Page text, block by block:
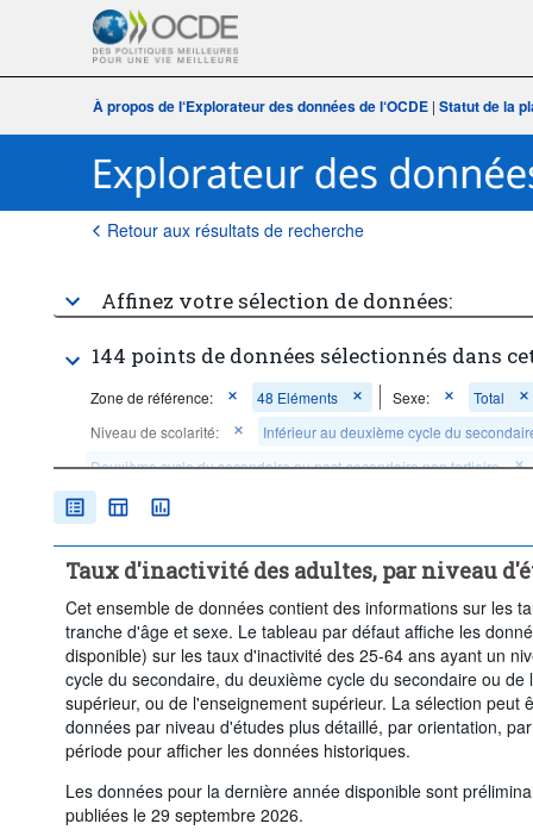
À propos de l‘Explorateur des données de l‘OCDE | Statut de la
Retour aux résultats de recherche
Affinez votre sélection de données:
144 points de données sélectionnés dans
Zone de référence: 48 Eléments Sexe:
Total
Niveau de scolarité:
Inférieur au deuxième cycle du
Deuxième cycle du secondaire ou post-secondaire non tertiaire
Opération statistique:
Supprimer tout
Taux d'inactivité des adultes, par niveau
Cet ensemble de données contient des informations sur les
tranche d'âge et sexe. Le tableau par défaut affiche les
disponible) sur les taux d'inactivité des 25-64 ans ayant un
cycle du secondaire, du deuxième cycle du secondaire ou
supérieur, ou de l'enseignement supérieur. La sélection peut
données par niveau d'études plus détaillé, par orientation,
période pour afficher les données historiques.
Les données pour la dernière année disponible sont
publiées le 29 septembre 2026.